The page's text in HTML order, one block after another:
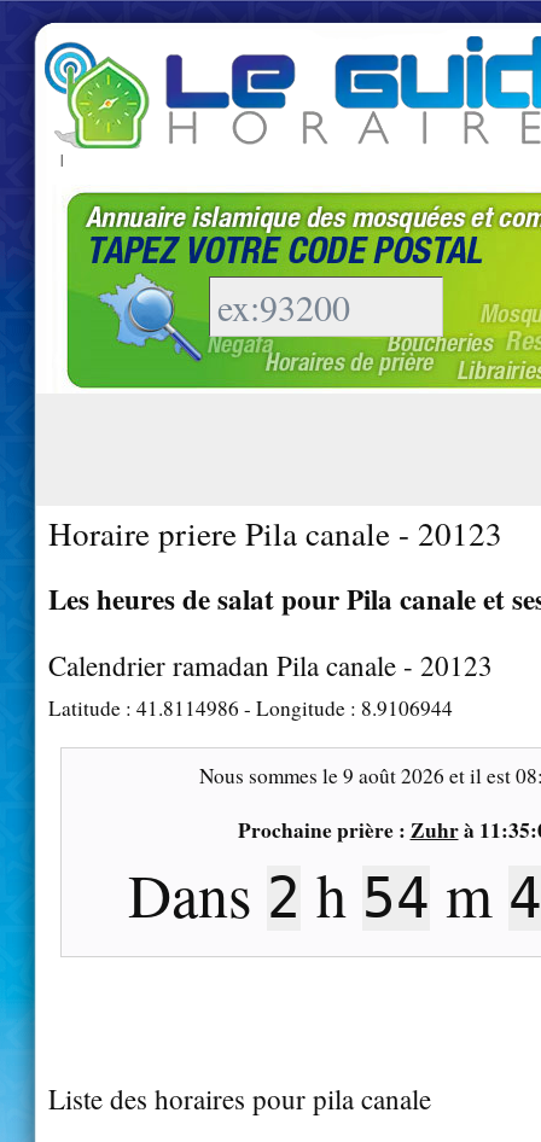
|
Horaire priere Pila canale - 20123
Les heures de salat pour Pila canale et
Calendrier ramadan Pila canale - 20123
Latitude : 41.8114986 - Longitude : 8.9106944
Nous sommes le9 août 2026 et il est
Prochaine prière : Zuhrà
Dans 2 h 54 m
Liste des horaires pour pila canale